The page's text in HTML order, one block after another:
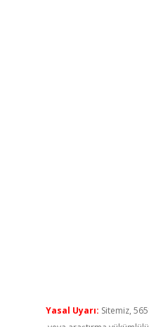
Yasal Uyarı: Sitemiz,